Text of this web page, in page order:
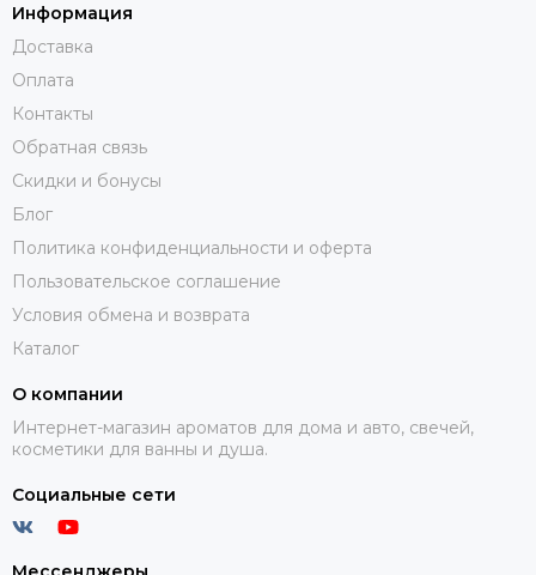
Информация
Доставка
Оплата
Контакты
Обратная связь
Скидки и бонусы
Блог
Политика конфиденциальности и оферта
Пользовательское соглашение
Условия обмена и возврата
Каталог
О компании
Интернет-магазин ароматов для дома и авто, свечей,
косметики для ванны и душа.
Социальные сети